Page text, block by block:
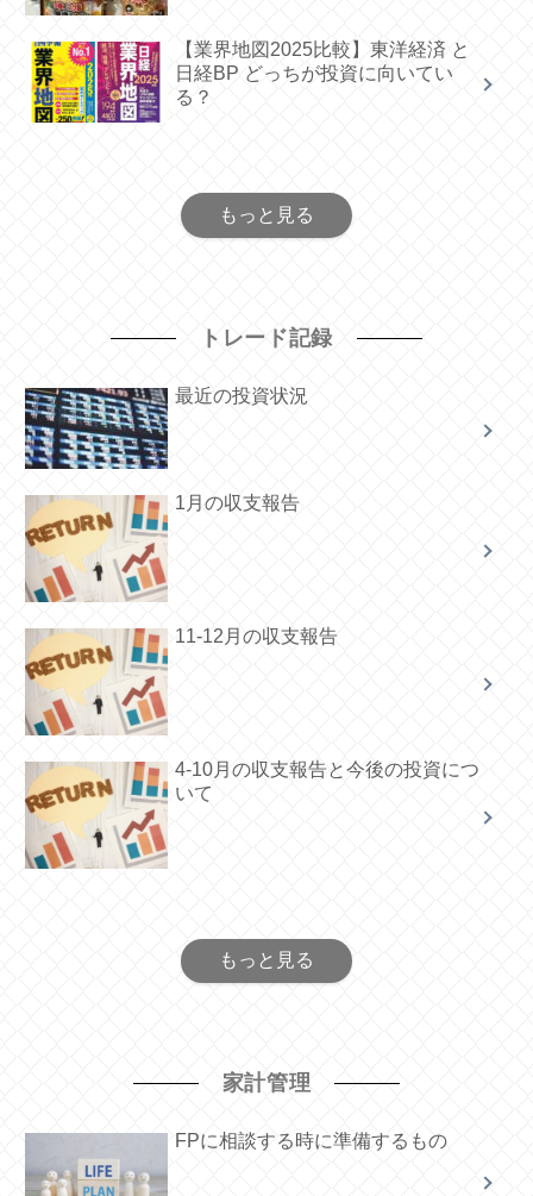
【業界地図2025比較】東洋経済 と
日経BP どっちが投資に向いてい
る？
もっと見る
トレード記録
最近の投資状況
1月の収支報告
11-12月の収支報告
4-10月の収支報告と今後の投資につ
いて
もっと見る
家計管理
FPに相談する時に準備するもの